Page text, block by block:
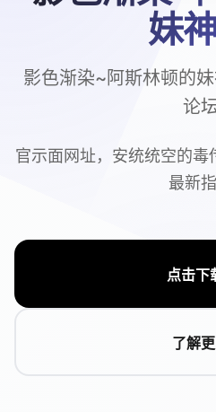
妹
影色渐染~阿斯林顿的
论
官示面网址，安统统空的毒
最新
点击下
了解